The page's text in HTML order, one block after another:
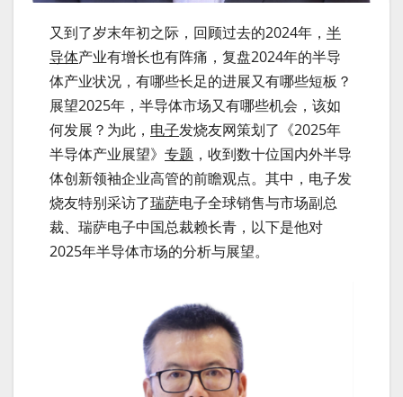
又到了岁末年初之际，回顾过去的2024年， 半
导体产业有增长也有阵痛，复盘2024年的半导
体产业状况，有哪些长足的进展又有哪些短板？
展望2025年，半导体市场又有哪些机会，该如
何发展？为此， 电子发烧友网策划了《2025年
半导体产业展望》 专题 ，收到数十位国内外半导
体创新领袖企业高管的前瞻观点。其中，电子发
烧友特别采访了瑞萨电子全球销售与市场副总
裁、瑞萨电子中国总裁赖长青，以下是他对
2025年半导体市场的分析与展望。